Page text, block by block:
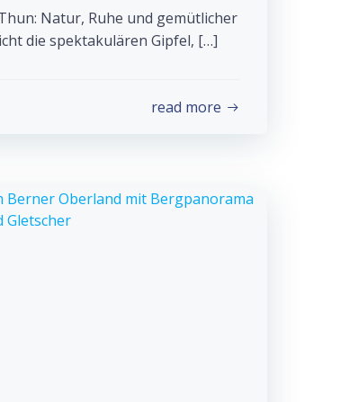
Natur, Ruhe und gemütlicher
die spektakulären Gipfel, […]
read more